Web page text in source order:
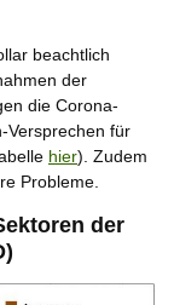
beachtlich
der
die Corona-
Versprechen für
hier). Zudem
Probleme.
der